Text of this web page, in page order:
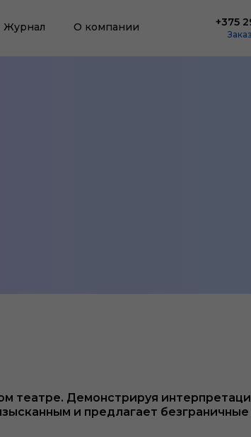
Журнал О компании +375
театре. Демонстрируя
и предлагает